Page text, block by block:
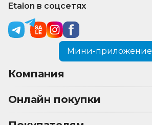
Etalon в соцсетях
Мини-приложение
Компания
Онлайн покупки